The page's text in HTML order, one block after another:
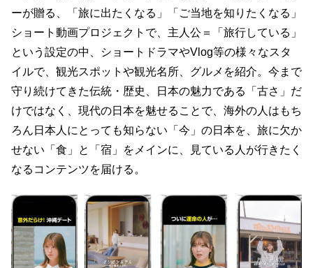
ーが贈る、「旅に出たくなる」「ご当地を知りたくなる」
ショート動画プロジェクトで、主人公＝「旅行している」
という設定の中、ショートドラマやVlog等の様々なスタ
イルで、観光スポットや観光名所、グルメを紹介。今まで
守り続けてきた伝統・歴史、日本の魅力である「古さ」だ
けではなく、現代の日本を魅せることで、海外の人はもち
ろん日本人にとっても知らない「今」の日本を、旅に欠か
せない「食」と「宿」をメインに、見ている人が行きたく
なるコンテンツを届ける。